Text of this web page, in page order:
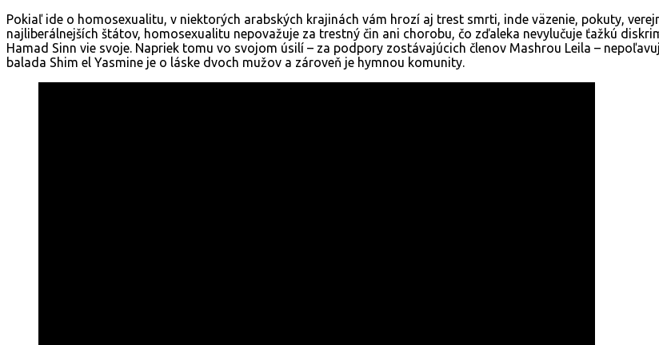
Pokiaľ ide o homosexualitu, v niektorých arabských krajinách vám hrozí aj trest smrti, inde väzenie, pokuty,
najliberálnejších štátov, homosexualitu nepovažuje za trestný čin ani chorobu, čo zďaleka nevylučuje ťažkú
Hamad Sinn vie svoje. Napriek tomu vo svojom úsilí – za podpory zostávajúcich členov Mashrou Leila –
balada Shim el Yasmine je o láske dvoch mužov a zároveň je hymnou komunity.